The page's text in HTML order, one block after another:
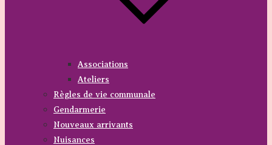
Associations
Ateliers
Règles de vie communale
Gendarmerie
Nouveaux arrivants
Nuisances